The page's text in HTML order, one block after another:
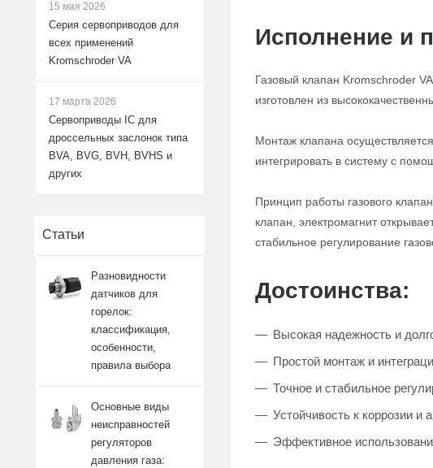
Исполнение и
Газовый клапан Kromschroder
изготовлен из
Монтаж клапана
интегрировать в систему с
Принцип работы газового
клапан, электромагнит
стабильное регулирование
Достоинства:
Высокая надежность и
Простой монтаж и
Точное и стабильное
Устойчивость к коррозии и
Эффективное
15 мая 2026
Серия сервоприводов для
всех применений
Kromschroder VA
17 марта 2026
Сервоприводы IC для
дроссельных заслонок типа
BVA, BVG, BVH, BVHS и
других
Статьи
Разновидности
датчиков для
горелок:
классификация,
особенности,
правила выбора
Основные виды
неисправностей
регуляторов
давления газа: